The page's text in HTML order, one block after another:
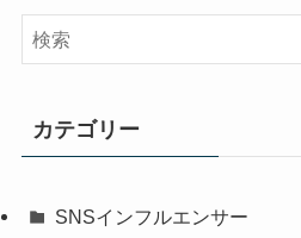
カテゴリー
SNSインフルエンサー